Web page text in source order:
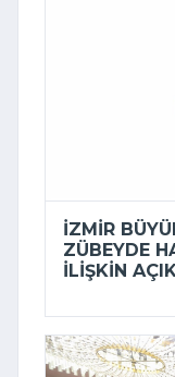
İZMIR
ZÜBEYDE
ILIŞKIN